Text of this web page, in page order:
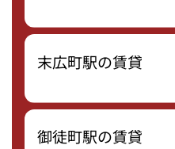
末広町駅の賃貸
御徒町駅の賃貸